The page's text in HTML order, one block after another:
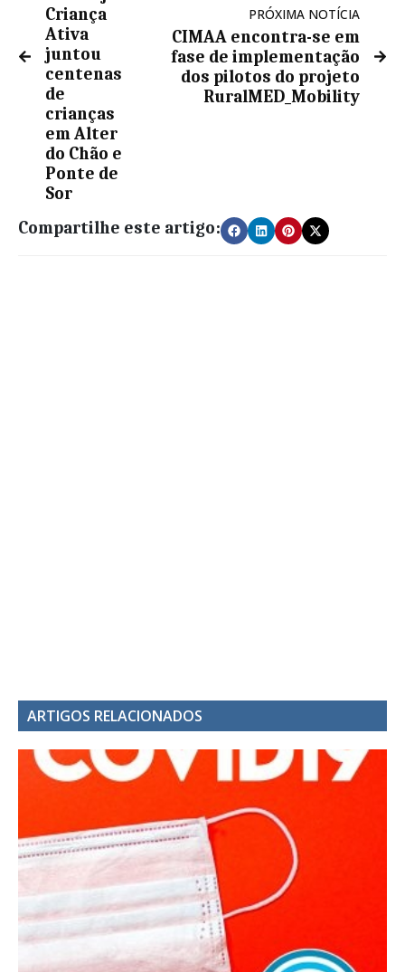
Criança
Ativa
juntou
centenas
de
crianças
em Alter
do Chão e
Ponte de
Sor
PRÓXIMA NOTÍCIA
CIMAA encontra-se em
fase de implementação
dos pilotos do projeto
RuralMED_Mobility
Compartilhe este artigo:
ARTIGOS RELACIONADOS